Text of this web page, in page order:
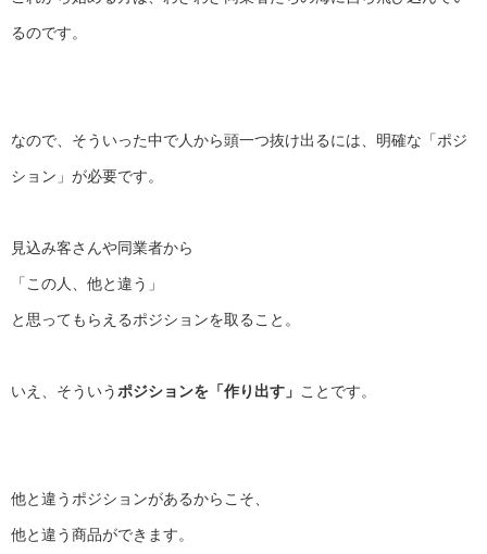
るのです。
なので、そういった中で人から頭一つ抜け出るには、明確な「ポジ
ション」が必要です。
見込み客さんや同業者から
「この人、他と違う」
と思ってもらえるポジションを取ること。
いえ、そういう ポジションを「作り出す」 ことです。
他と違うポジションがあるからこそ、
他と違う商品ができます。